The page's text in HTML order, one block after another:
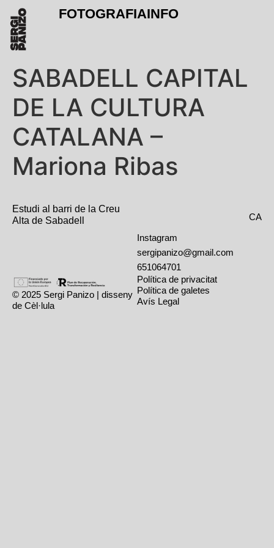
FOTOGRAFIAINFO
SABADELL CAPITAL
DE LA CULTURA
CATALANA –
Mariona Ribas
Estudi al barri de la Creu
Alta de Sabadell
CA
Instagram
sergipanizo@gmail.com
651064701
© 2025 Sergi Panizo | disseny
de Cèl·lula
Política de privacitat
Política de galetes
Avís Legal